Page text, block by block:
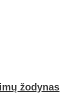
žodynas